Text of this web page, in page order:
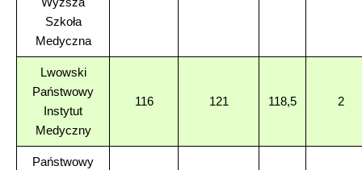
Szkoła
Medyczna
Lwowski
Państwowy
Instytut
Medyczny
116 121 118,5 2
Państwowy